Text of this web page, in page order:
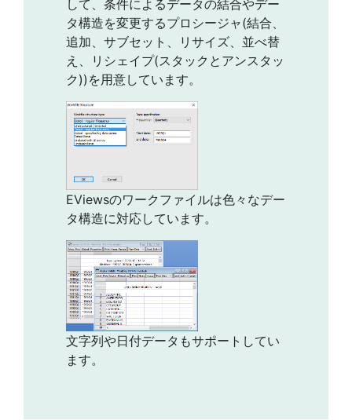
して、条件によるデータの結合やデー
タ構造を変更するプロシージャ(結合、
追加、サブセット、リサイズ、並べ替
え、リシェイプ(スタックとアンスタッ
ク))を用意しています。
EViewsのワークファイルは色々なデー
タ構造に対応しています。
文字列や日付データもサポートしてい
ます。